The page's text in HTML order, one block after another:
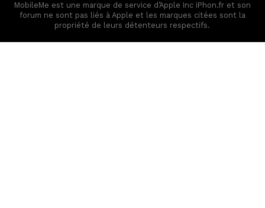
MobileMe est une marque de service d’Apple Inc iPhon.fr et son
forum ne sont pas liés à Apple et les marques citées sont la
propriété de leurs détenteurs respectifs.